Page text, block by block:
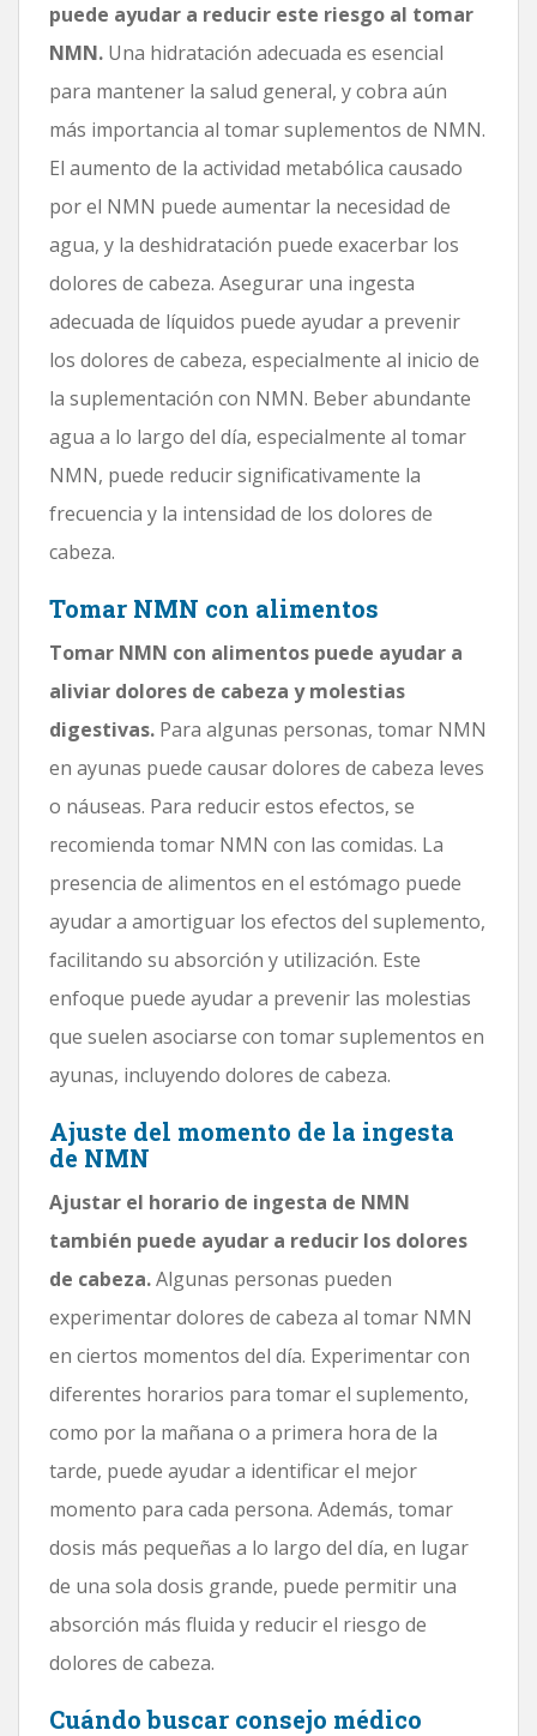
puede ayudar a reducir este riesgo al tomar
NMN. Una hidratación adecuada es esencial
para mantener la salud general, y cobra aún
más importancia al tomar suplementos de NMN.
El aumento de la actividad metabólica causado
por el NMN puede aumentar la necesidad de
agua, y la deshidratación puede exacerbar los
dolores de cabeza. Asegurar una ingesta
adecuada de líquidos puede ayudar a prevenir
los dolores de cabeza, especialmente al inicio de
la suplementación con NMN. Beber abundante
agua a lo largo del día, especialmente al tomar
NMN, puede reducir significativamente la
frecuencia y la intensidad de los dolores de
cabeza.
Tomar NMN con alimentos
Tomar NMN con alimentos puede ayudar a
aliviar dolores de cabeza y molestias
digestivas. Para algunas personas, tomar NMN
en ayunas puede causar dolores de cabeza leves
o náuseas. Para reducir estos efectos, se
recomienda tomar NMN con las comidas. La
presencia de alimentos en el estómago puede
ayudar a amortiguar los efectos del suplemento,
facilitando su absorción y utilización. Este
enfoque puede ayudar a prevenir las molestias
que suelen asociarse con tomar suplementos en
ayunas, incluyendo dolores de cabeza.
Ajuste del momento de la ingesta
de NMN
Ajustar el horario de ingesta de NMN
también puede ayudar a reducir los dolores
de cabeza.Algunas personas pueden
experimentar dolores de cabeza al tomar NMN
en ciertos momentos del día. Experimentar con
diferentes horarios para tomar el suplemento,
como por la mañana o a primera hora de la
tarde, puede ayudar a identificar el mejor
momento para cada persona. Además, tomar
dosis más pequeñas a lo largo del día, en lugar
de una sola dosis grande, puede permitir una
absorción más fluida y reducir el riesgo de
dolores de cabeza.
Cuándo buscar consejo médico